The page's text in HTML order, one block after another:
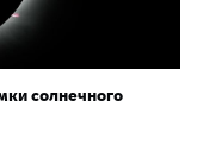
солнечного